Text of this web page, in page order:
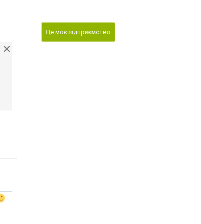
Це моє підприємство